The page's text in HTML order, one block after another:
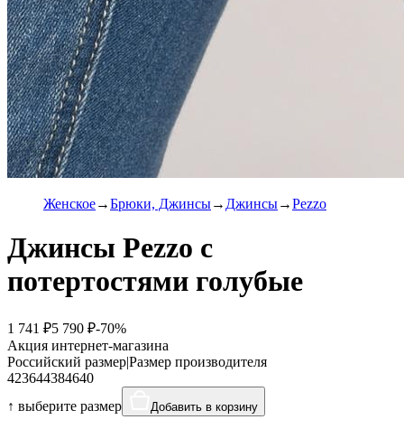
Женское Брюки, Джинсы Джинсы Pezzo
Джинсы Pezzo с
потертостями голубые
1 741 ₽5 790 ₽-70%
Акция интернет-магазина
Российский размер|Размер производителя
423644384640
↑ выберите размер
Добавить в корзину